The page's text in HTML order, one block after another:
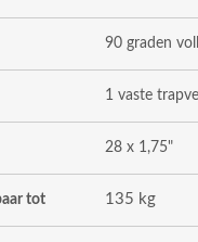
90 graden
1 vaste
28 x 1,75"
tot 135 kg